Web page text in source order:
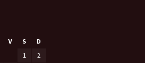
V S D
1
2